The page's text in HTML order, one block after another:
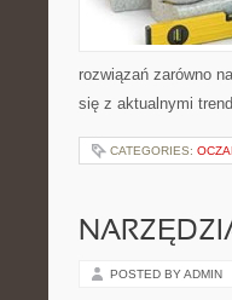
rozwiązań zarówno
się z aktualnymi
CATEGORIES:
POSTED BY ADMIN